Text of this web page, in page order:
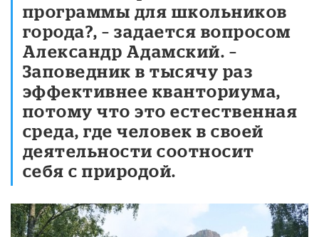
программы для школьников
города?, – задается вопросом
Александр Адамский. –
Заповедник в тысячу раз
эффективнее кванториума,
потому что это естественная
среда, где человек в своей
деятельности соотносит
себя с природой.